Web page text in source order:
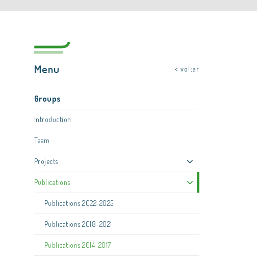
Menu < voltar
Groups
Introduction
Team
Projects
Publications
Publications 2022-2025
Publications 2018-2021
Publications 2014-2017